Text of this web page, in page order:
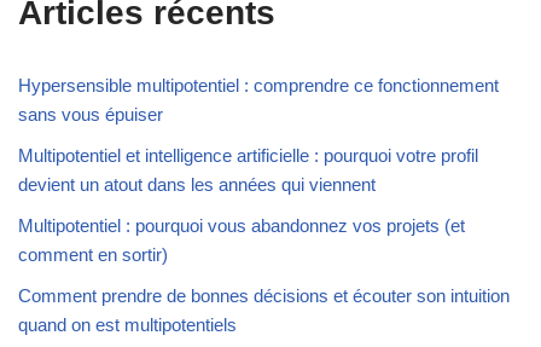
Articles récents
Hypersensible multipotentiel : comprendre ce fonctionnement
sans vous épuiser
Multipotentiel et intelligence artificielle : pourquoi votre profil
devient un atout dans les années qui viennent
Multipotentiel : pourquoi vous abandonnez vos projets (et
comment en sortir)
Comment prendre de bonnes décisions et écouter son intuition
quand on est multipotentiels